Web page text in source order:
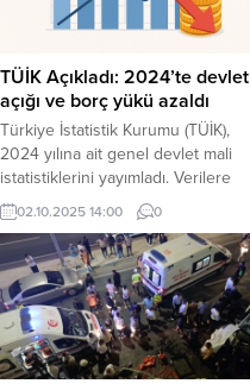
TÜİK Açıkladı: 2024’te devlet
açığı ve borç yükü azaldı
Türkiye İstatistik Kurumu (TÜİK),
2024 yılına ait genel devlet mali
istatistiklerini yayımladı. Verilere
göre, Türkiye’nin genel devlet
açığının Gayrisafi Yurt İçi Hasıla’ya
(GSYH) oranı düşerken, borç
stokunun GSYH’ye oranı da
geriledi. Haber Merkezi – TÜİK
tarafından açıklanan verilere göre,
2024 yılında genel devlet açığı 1
trilyon 438 milyar 854 milyon...
02.10.2025 14:00 0